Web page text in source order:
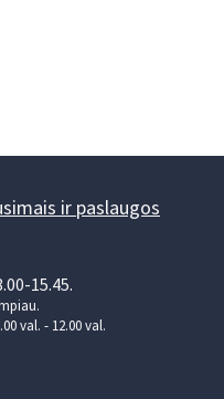
ir paslaugos
15.45.
val. - 12.00 val.